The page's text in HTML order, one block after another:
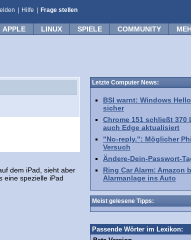
Hilfe Frage stellen
APPLE LINUX SPIELE COMMUNITY
dem iPad, sieht aber
eine spezielle iPad
Letzte Computer News:
BSI warnt: Windows
sicher
Chrome 151 schließt 370
auch Edge aktualisiert
"No-reply.": Möglicher
Versuch
Ändere-Dein-Passwort-
Ring Car Alarm: Amazon
Alarmanlage ins Auto
Meist gelesene Tipps:
Passende Wörter im Lexikon: